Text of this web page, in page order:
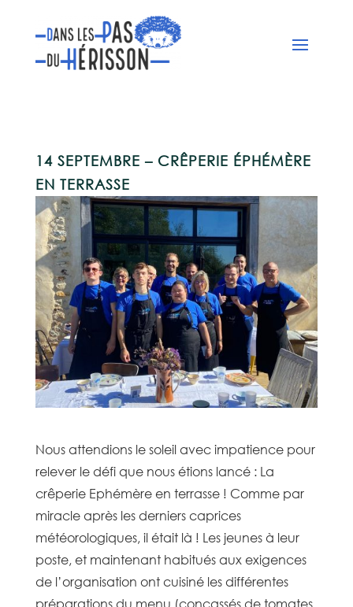
14 SEPTEMBRE – CRÊPERIE ÉPHÉMÈRE
EN TERRASSE
Nous attendions le soleil avec impatience pour
relever le défi que nous étions lancé : La
crêperie Ephémère en terrasse ! Comme par
miracle après les derniers caprices
météorologiques, il était là ! Les jeunes à leur
poste, et maintenant habitués aux exigences
de l’organisation ont cuisiné les différentes
préparations du menu (concassés de tomates